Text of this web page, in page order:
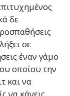
δε
σε
έναν γάμο
οποίου την
και να
να κάνεις